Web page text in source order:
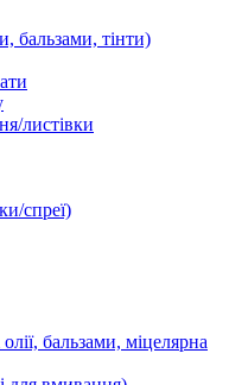
бальзами, тінти)
листівки
спреї)
бальзами, міцелярна